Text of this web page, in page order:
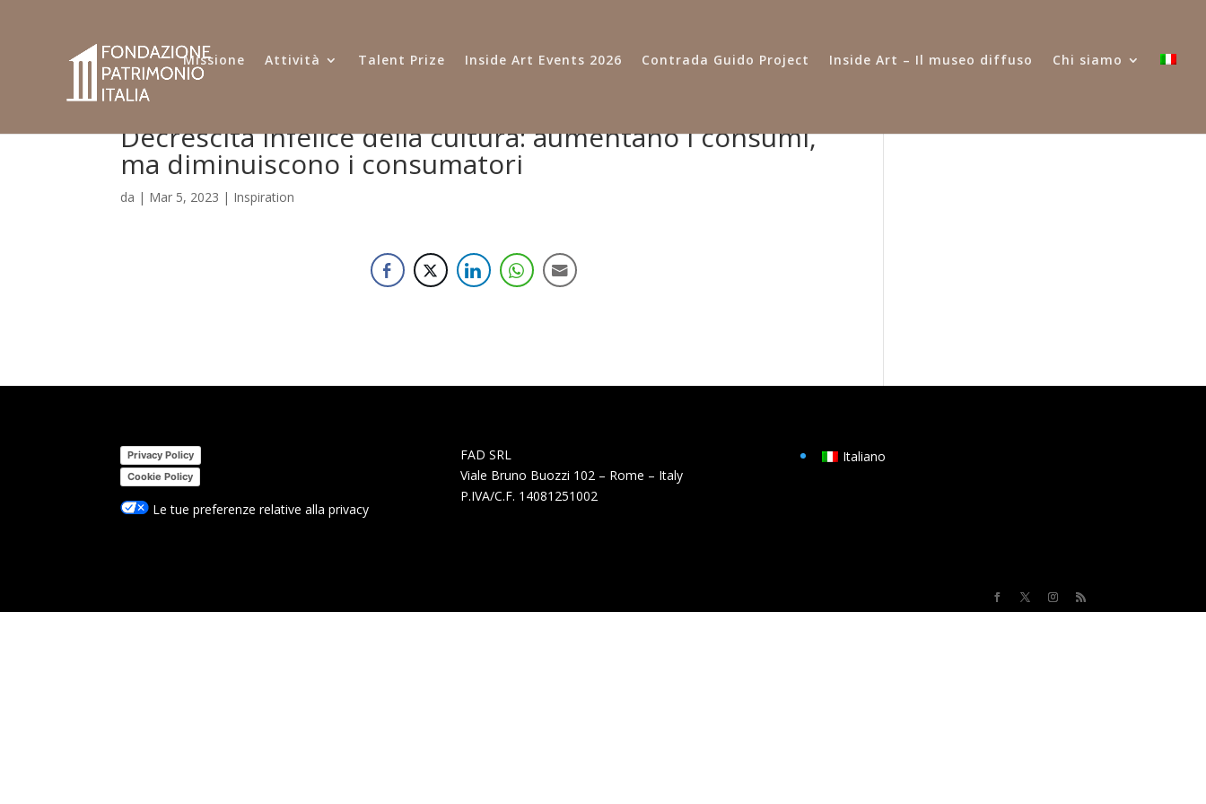
Missione Attività Talent Prize Inside Art Events 2026 Contrada Guido Project Inside Art – Il museo diffuso Chi siamo
Decrescita infelice della cultura: aumentano i consumi,
ma diminuiscono i consumatori
da | Mar 5, 2023 | Inspiration
Privacy Policy
Cookie Policy
Le tue preferenze relative alla privacy
FAD SRL
Viale Bruno Buozzi 102 – Rome – Italy
P.IVA/C.F. 14081251002
Italiano